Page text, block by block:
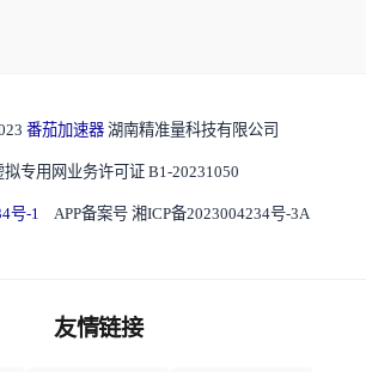
番茄加速器 湖南精准量科技有限公司
拟专用网业务许可证 B1-20231050
号-1 APP备案号 湘ICP备2023004234号-3A
友情链接